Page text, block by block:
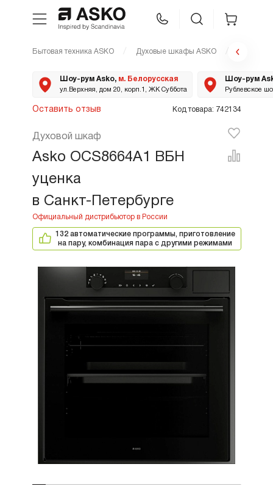
Техника для кухни
Уход за бельем
Asko Professional
Аксессуары
Шоу-рум
Бытовая техника ASKO Духовые шкафы ASKO
Шоу-рум Asko, м. Белорусская
ул.Верхняя, дом 20, корп.1, ЖК Суббота
Шоу-рум
Рублевское
Оставить отзыв Код товара: 742134
Духовой шкаф
Asko OCS8664A1 ВБН
уценка
в Санкт-Петербурге
132 автоматические программы, приготовление
на пару, комбинация пара с другими режимами